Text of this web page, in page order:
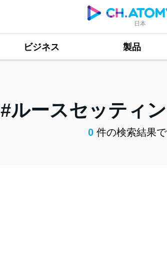
日本
ビジネス 製品
#ルースセッティ
0件の検索結果